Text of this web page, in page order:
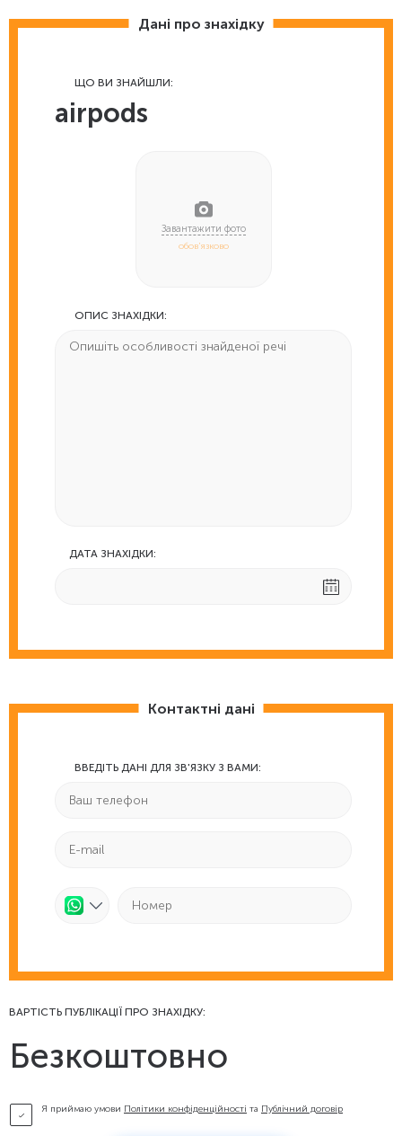
Дані про знахідку
ЩО ВИ ЗНАЙШЛИ:
airpods
обов'язково
ОПИС ЗНАХІДКИ:
ДАТА ЗНАХІДКИ:
Контактні дані
ВВЕДІТЬ ДАНІ ДЛЯ ЗВ'ЯЗКУ З ВАМИ:
ВАРТІСТЬ ПУБЛІКАЦІЇ ПРО ЗНАХІДКУ:
Безкоштовно
Я приймаю умови Політики конфіденційності та Публічний договір